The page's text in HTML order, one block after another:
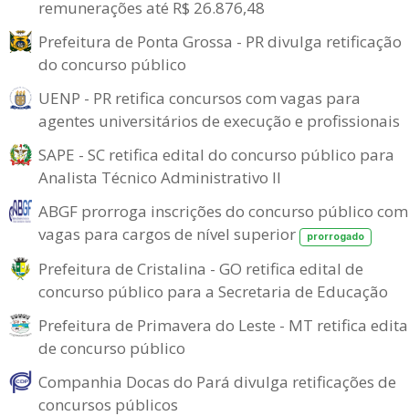
remunerações até R$ 26.876,48
Prefeitura de Ponta Grossa - PR divulga retificação
do concurso público
UENP - PR retifica concursos com vagas para
agentes universitários de execução e profissionais
SAPE - SC retifica edital do concurso público para
Analista Técnico Administrativo II
ABGF prorroga inscrições do concurso público com
vagas para cargos de nível superior
prorrogado
Prefeitura de Cristalina - GO retifica edital de
concurso público para a Secretaria de Educação
Prefeitura de Primavera do Leste - MT retifica
de concurso público
Companhia Docas do Pará divulga retificações de
concursos públicos